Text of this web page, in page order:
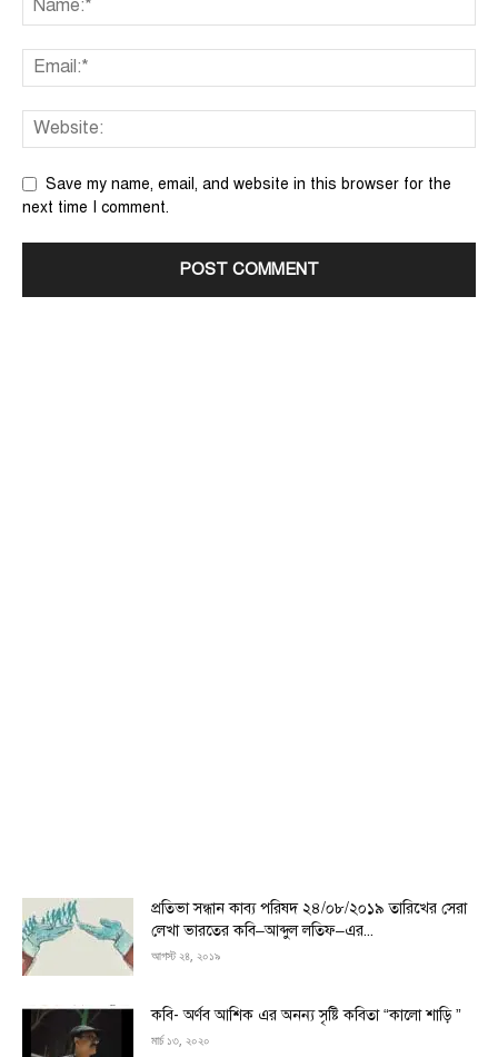
Save my name, email, and website in this browser for the
next time I comment.
প্রতিভা সন্ধান কাব্য পরিষদ ২৪/০৮/২০১৯ তারিখের সেরা
লেখা ভারতের কবি–আব্দুল লতিফ–এর...
আগস্ট ২৪, ২০১৯
কবি- অর্ণব আশিক এর অনন্য সৃষ্টি কবিতা “কালো শাড়ি ”
মার্চ ১৩, ২০২০